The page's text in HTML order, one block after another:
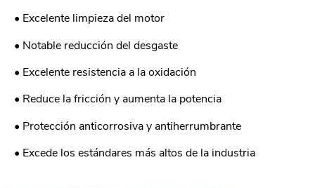
• Excelente limpieza del motor
• Notable reducción del desgaste
• Excelente resistencia a la oxidación
• Reduce la fricción y aumenta la potencia
• Protección anticorrosiva y antiherrumbrante
• Excede los estándares más altos de la industria